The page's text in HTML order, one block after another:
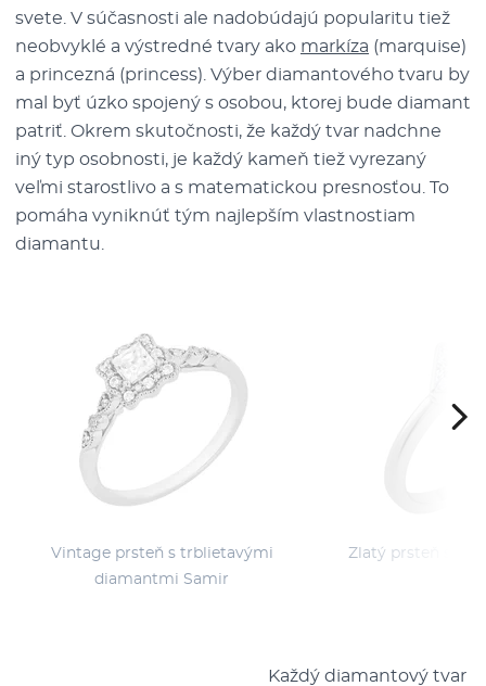
svete. V súčasnosti ale nadobúdajú popularitu tiež
neobvyklé a výstredné tvary ako markíza (marquise)
a princezná (princess). Výber diamantového tvaru by
mal byť úzko spojený s osobou, ktorej bude diamant
patriť. Okrem skutočnosti, že každý tvar nadchne
iný typ osobnosti, je každý kameň tiež vyrezaný
veľmi starostlivo a s matematickou presnosťou. To
pomáha vyniknúť tým najlepším vlastnostiam
diamantu.
Vintage prsteň s trblietavými
diamantmi Samir
Zlatý prsteň s
Každý diamantový tvar